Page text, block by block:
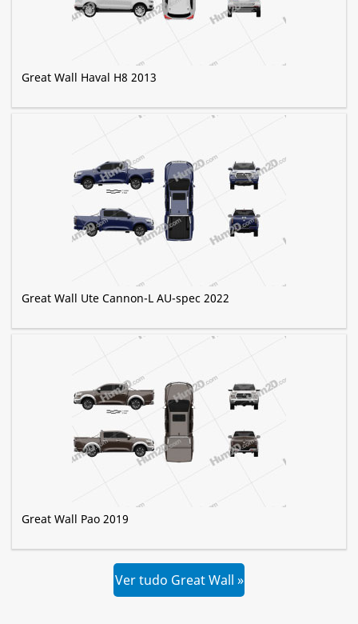
Great Wall Haval H8 2013
Great Wall Ute Cannon-L AU-spec 2022
Great Wall Pao 2019
Ver tudo Great Wall »